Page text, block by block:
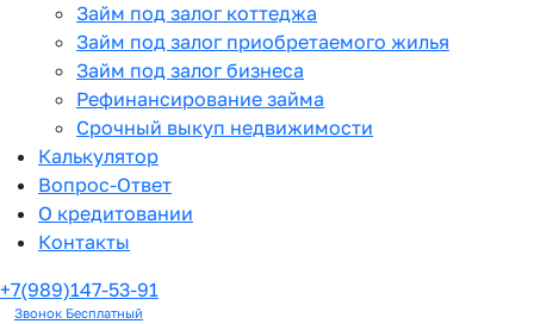
Займ под залог коттеджа
Займ под залог приобретаемого жилья
Займ под залог бизнеса
Рефинансирование займа
Срочный выкуп недвижимости
Калькулятор
Вопрос-Ответ
О кредитовании
Контакты
+7(989)147-53-91
Звонок Бесплатный